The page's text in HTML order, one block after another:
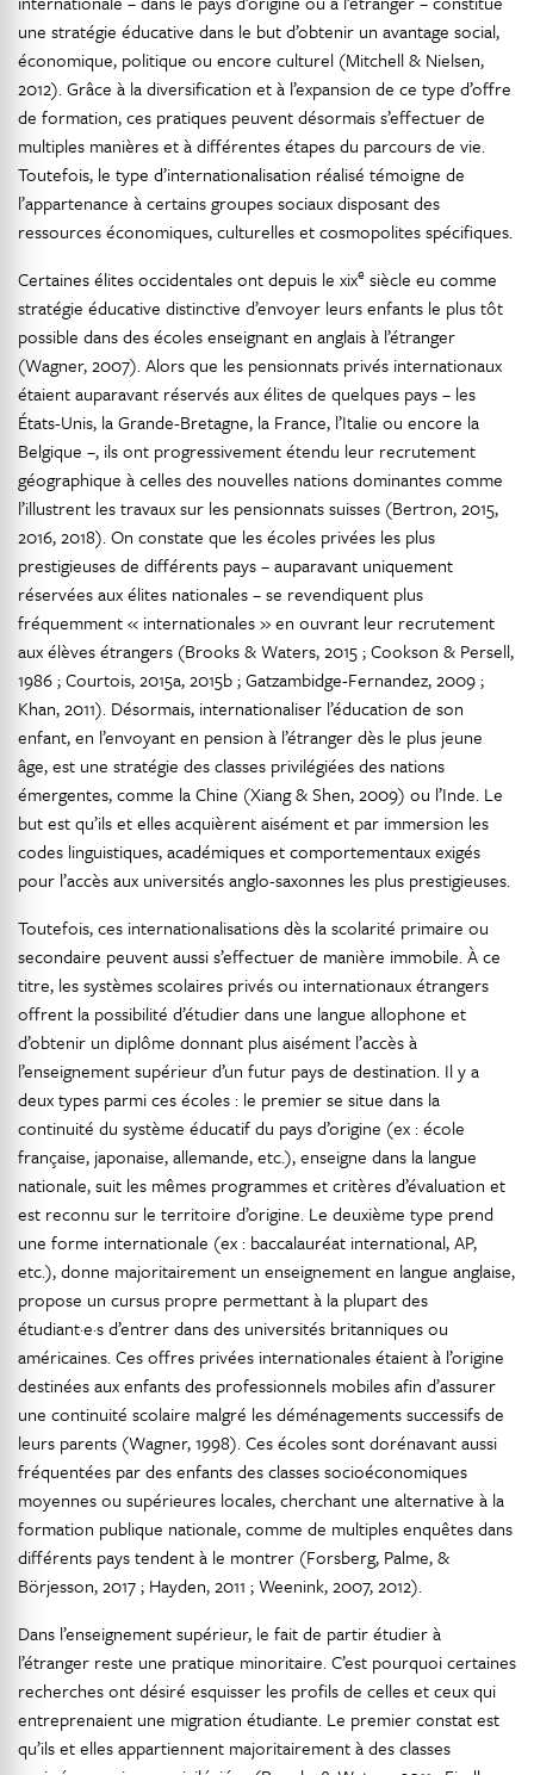
une stratégie éducative dans le but d’obtenir un avantage social,
économique, politique ou encore culturel (Mitchell & Nielsen,
2012). Grâce à la diversification et à l’expansion de ce type d’offre
de formation, ces pratiques peuvent désormais s’effectuer de
multiples manières et à différentes étapes du parcours de vie.
Toutefois, le type d’internationalisation réalisé témoigne de
l’appartenance à certains groupes sociaux disposant des
ressources économiques, culturelles et cosmopolites spécifiques.
Certaines élites occidentales ont depuis le xixe siècle eu comme
stratégie éducative distinctive d’envoyer leurs enfants le plus tôt
possible dans des écoles enseignant en anglais à l’étranger
(Wagner, 2007). Alors que les pensionnats privés internationaux
étaient auparavant réservés aux élites de quelques pays – les
États-Unis, la Grande-Bretagne, la France, l’Italie ou encore la
Belgique –, ils ont progressivement étendu leur recrutement
géographique à celles des nouvelles nations dominantes comme
l’illustrent les travaux sur les pensionnats suisses (Bertron, 2015,
2016, 2018). On constate que les écoles privées les plus
prestigieuses de différents pays – auparavant uniquement
réservées aux élites nationales – se revendiquent plus
fréquemment « internationales » en ouvrant leur recrutement
aux élèves étrangers (Brooks & Waters, 2015 ; Cookson & Persell,
1986 ; Courtois, 2015a, 2015b ; Gatzambidge-Fernandez, 2009 ;
Khan, 2011). Désormais, internationaliser l’éducation de son
enfant, en l’envoyant en pension à l’étranger dès le plus jeune
âge, est une stratégie des classes privilégiées des nations
émergentes, comme la Chine (Xiang & Shen, 2009) ou l’Inde. Le
but est qu’ils et elles acquièrent aisément et par immersion les
codes linguistiques, académiques et comportementaux exigés
pour l’accès aux universités anglo-saxonnes les plus prestigieuses.
Toutefois, ces internationalisations dès la scolarité primaire ou
secondaire peuvent aussi s’effectuer de manière immobile. À ce
titre, les systèmes scolaires privés ou internationaux étrangers
offrent la possibilité d’étudier dans une langue allophone et
d’obtenir un diplôme donnant plus aisément l’accès à
l’enseignement supérieur d’un futur pays de destination. Il y a
deux types parmi ces écoles : le premier se situe dans la
continuité du système éducatif du pays d’origine (ex : école
française, japonaise, allemande, etc.), enseigne dans la langue
nationale, suit les mêmes programmes et critères d’évaluation et
est reconnu sur le territoire d’origine. Le deuxième type prend
une forme internationale (ex : baccalauréat international, AP,
etc.), donne majoritairement un enseignement en langue anglaise,
propose un cursus propre permettant à la plupart des
étudiant·e·s d’entrer dans des universités britanniques ou
américaines. Ces offres privées internationales étaient à l’origine
destinées aux enfants des professionnels mobiles afin d’assurer
une continuité scolaire malgré les déménagements successifs de
leurs parents (Wagner, 1998). Ces écoles sont dorénavant aussi
fréquentées par des enfants des classes socioéconomiques
moyennes ou supérieures locales, cherchant une alternative à la
formation publique nationale, comme de multiples enquêtes dans
différents pays tendent à le montrer (Forsberg, Palme, &
Börjesson, 2017 ; Hayden, 2011 ; Weenink, 2007, 2012).
Dans l’enseignement supérieur, le fait de partir étudier à
l’étranger reste une pratique minoritaire. C’est pourquoi certaines
recherches ont désiré esquisser les profils de celles et ceux qui
entreprenaient une migration étudiante. Le premier constat est
qu’ils et elles appartiennent majoritairement à des classes